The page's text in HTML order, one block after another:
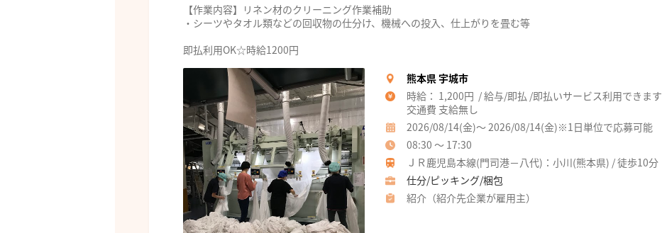
【作業内容】リネン材のクリーニング作業補助
・シーツやタオル類などの回収物の仕分け、機械への投入、仕上がりを畳む等
即払利用OK☆時給1200円
熊本県 宇城市
時給： 1,200円 / 給与/即払 /即払いサービス利用できます
交通費 支給無し
2026/08/14(金)～ 2026/08/14(金)※1日単位で応募可能
08:30 ～ 17:30
ＪＲ鹿児島本線(門司港－八代)：小川(熊本県) / 徒歩10分
仕分/ピッキング/梱包
紹介（紹介先企業が雇用主）